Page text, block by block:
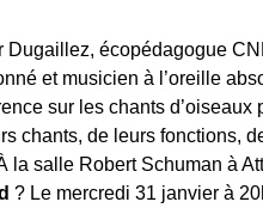
Dugaillez, écopédagogue
et musicien à l’oreille
sur les chants d’oiseaux
chants, de leurs fonctions,
la salle Robert Schuman à
? Le mercredi 31 janvier à